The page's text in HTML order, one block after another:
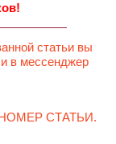
статьи вы
в мессенджер
СТАТЬИ.